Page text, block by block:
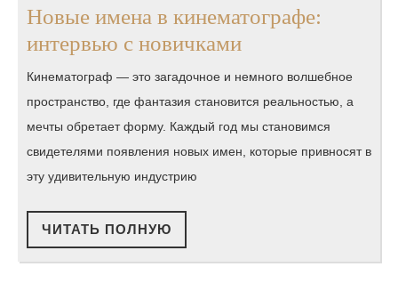
Новые имена в кинематографе:
интервью с новичкамиНовые
имена
в
кинематографе:
интервью
Кинематограф — это загадочное и немного волшебное
пространство, где фантазия становится реальностью, а
мечты обретает форму. Каждый год мы становимся
свидетелями появления новых имен, которые привносят в
эту удивительную индустрию
ЧИТАТЬ ПОЛНУЮ
ПОЛНУЮ